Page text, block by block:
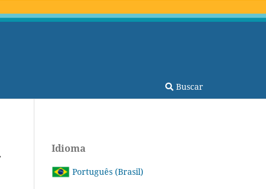
Buscar
Idioma
Português (Brasil)